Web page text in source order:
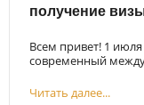
получение
Всем привет! 1
современный
Читать далее...